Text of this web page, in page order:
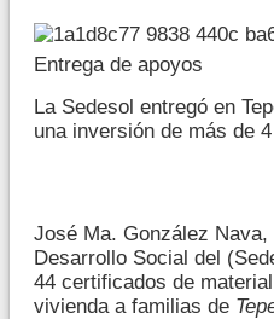
Entrega de apoyos
La Sedesol entregó en
una inversión de más de
José Ma. González
Desarrollo Social del
44 certificados de
vivienda a familias de